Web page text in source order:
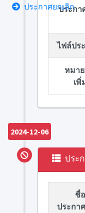
ประกา
ไฟล์ปร
หมา
เพิ่
2024-12-06
ประ
ชื่อ
ประกาศ
ประกาศยกเลิก